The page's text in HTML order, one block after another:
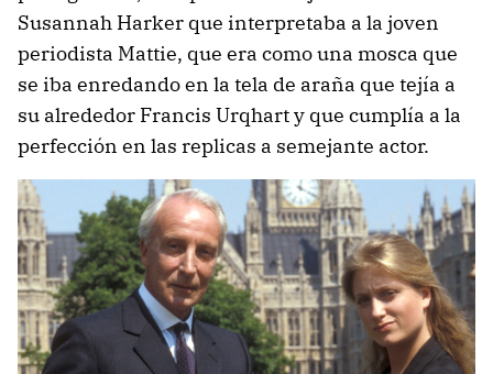
Susannah Harker que interpretaba a la joven
periodista Mattie, que era como una mosca que
se iba enredando en la tela de araña que tejía a
su alrededor Francis Urqhart y que cumplía a la
perfección en las replicas a semejante actor.